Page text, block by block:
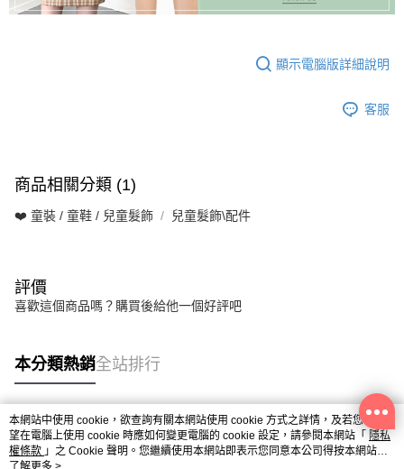
顯示電腦版詳細說明
客服
商品相關分類 (1)
❤️ 童裝 / 童鞋 / 兒童髮飾 兒童髮飾\配件
評價
喜歡這個商品嗎？購買後給他一個好評吧
本分類熱銷全站排行
熱門標籤
本網站中使用 cookie，欲查詢有關本網站使用 cookie 方式之詳情，及若您不希
望在電腦上使用 cookie 時應如何變更電腦的 cookie 設定，請參閱本網站「 隱私
權條款 」之 Cookie 聲明。您繼續使用本網站即表示您同意本公司得按本網站使
用條款之 Cookie 聲明使用 cookie。
了解更多 >